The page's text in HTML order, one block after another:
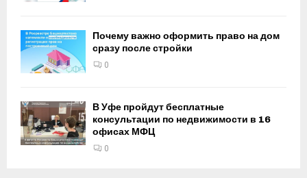
Почему важно оформить право на дом
сразу после стройки
0
В Уфе пройдут бесплатные
консультации по недвижимости в 16
офисах МФЦ
0